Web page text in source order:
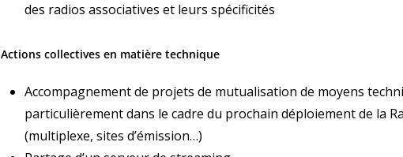
des radios associatives et leurs spécificités
Actions collectives en matière technique
Accompagnement de projets de mutualisation de moyens
particulièrement dans le cadre du prochain déploiement de la
(multiplexe, sites d’émission…)